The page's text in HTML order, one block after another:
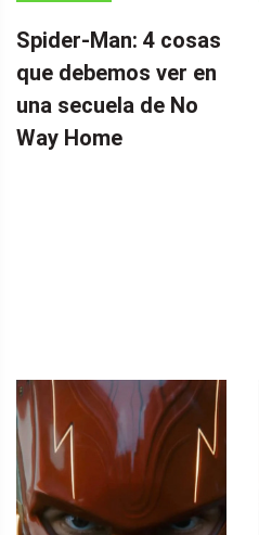
Spider-Man: 4 cosas
que debemos ver en
una secuela de No
Way Home